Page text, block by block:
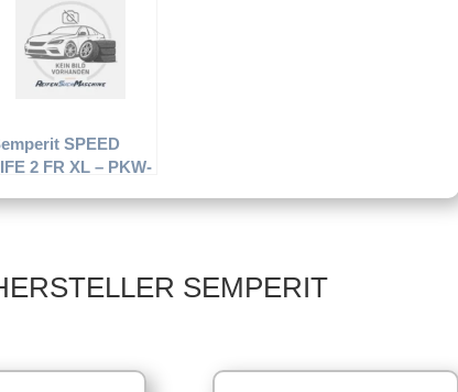
SPEED
2 FR XL – PKW-
– Sommerreifen
SEMPERIT